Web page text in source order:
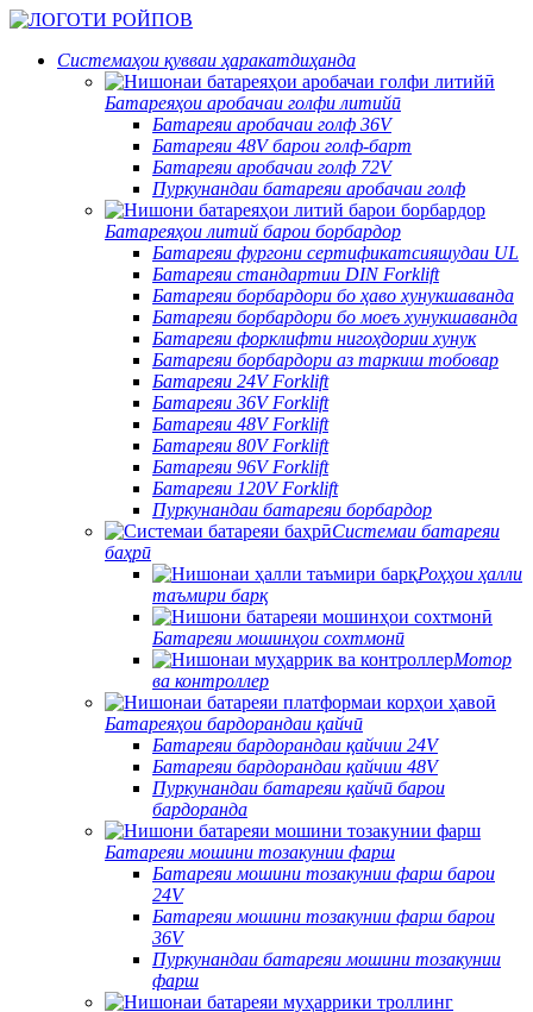
Системаҳои қувваи ҳаракатдиҳанда
Батареяҳои аробачаи голфи литийӣ
Батареяи аробачаи голф 36V
Батареяи 48V барои голф-барт
Батареяи аробачаи голф 72V
Пуркунандаи батареяи аробачаи голф
Батареяҳои литий барои борбардор
Батареяи фургони сертификатсияшудаи UL
Батареяи стандартии DIN Forklift
Батареяи борбардори бо ҳаво хунукшаванда
Батареяи борбардори бо моеъ хунукшаванда
Батареяи форклифти нигоҳдории хунук
Батареяи борбардори аз таркиш тобовар
Батареяи 24V Forklift
Батареяи 36V Forklift
Батареяи 48V Forklift
Батареяи 80V Forklift
Батареяи 96V Forklift
Батареяи 120V Forklift
Пуркунандаи батареяи борбардор
Системаи батареяи
баҳрӣ
Роҳҳои ҳалли
таъмири барқ
Батареяи мошинҳои сохтмонӣ
Мотор
ва контроллер
Батареяҳои бардорандаи қайчӣ
Батареяи бардорандаи қайчии 24V
Батареяи бардорандаи қайчии 48V
Пуркунандаи батареяи қайчӣ барои
бардоранда
Батареяи мошини тозакунии фарш
Батареяи мошини тозакунии фарш барои
24V
Батареяи мошини тозакунии фарш барои
36V
Пуркунандаи батареяи мошини тозакунии
фарш